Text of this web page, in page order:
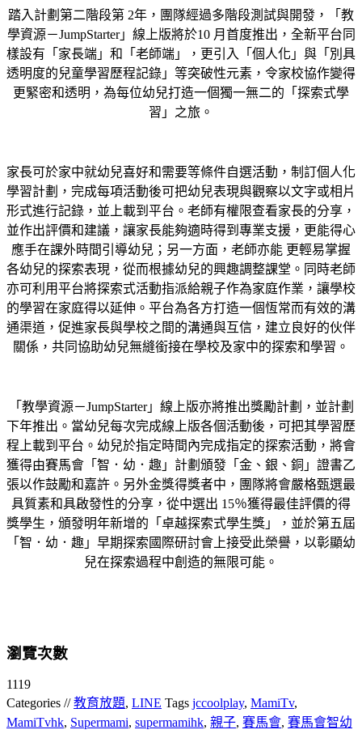
踏入計劃第二階段第 2年，團隊經過多階段測試與開發，「教
學資源－JumpStarter」線上版將於10 月首度推出，全新平台同
樣設有「家長端」和「老師端」，更引入「個人化」與「別具
透明度的兒童學習歷程記錄」等突破性元素，令家校協作變得
更緊密和透明，為每位幼兒打造一個獨一無二的「探索式學
習」之旅。
家長可於家中就幼兒喜好和需要等條件自選活動，制訂個人化
學習計劃，完成每項活動後可把幼兒表現與觀察以文字或相片
形式進行記錄，並上載到平台。老師有權限查看家長的分享，
並作出評價和建議，讓家長能夠適時得到專業支援，更能得心
應手在課外時間引導幼兒；另一方面，老師亦能 更輕易掌握
各幼兒的探索表現，從而根據幼兒的興趣調整課堂。同時老師
亦可利用平台將探索式活動指派給親子作為家庭作業，讓學校
的學習在家庭得以延伸。平台為各方打造一個恆常而有效的溝
通渠道，促進家長與學校之間的溝通與互信，建立良好的伙伴
關係，共同協助幼兒無縫銜接在學校及家中的探索和學習。
「教學資源－JumpStarter」線上版亦將推出獎勵計劃，並計劃
下年推出。當幼兒每次完成線上版各個活動後，可把其學習歷
程上載到平台。幼兒於指定時間內完成指定的探索活動，將會
獲得由賽馬會「智．幼．趣」計劃頒發「金、銀、銅」證書乙
張以作鼓勵和嘉許。另外金獎得獎者中，團隊將會嚴格甄選最
具質素和具啟發性的分享，從中選出 15％獲得最佳評價的得
獎學生，頒發明年新增的「卓越探索式學生獎」，並於第五屆
「智．幼．趣」早期探索國際研討會上接受此榮譽，以彰顯幼
兒在探索過程中創造的無限可能。
瀏覽次數
1119
Categories //教育放題, LINE Tags jccoolplay, MamiTv,
MamiTvhk, Supermami, supermamihk, 親子, 賽馬會, 賽馬會智幼